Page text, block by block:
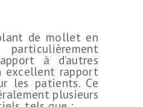
de mollet en
à d’autres
excellent rapport
les patients. Ce
plusieurs